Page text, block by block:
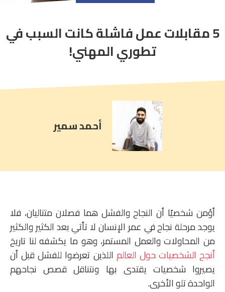
article
comment
count
5 مقابلات عمل فاشلة كانت السبب في
تطوري المهني!
أحمد سمير
أؤمن شخصيًا أن النجاح والفشل هما فصلان متتاليان، فلا
يوجد مرحلة نجاح في عمر الإنسان لا تأتي بعد الكثير والكثير
من المحاولات والعمل المستمر، وهو ما يكشفه لنا تاريخ
أنجح الشخصيات حول العالم اللذين تعرضوا للفشل قبل أن
يصيروا شخصيات يقتدى بها ونتناقل قصص نجاحهم
الواحدة تلو الأخرى.